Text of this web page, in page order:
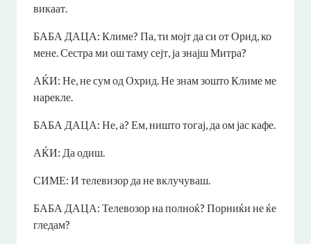
викаат.
БАБА ДАЦА: Климе? Па, ти мојт да си от Орид, ко
мене. Сестра ми ош таму сејт, ја знајш Митра?
АЌИ: Не, не сум од Охрид. Не знам зошто Климе ме
нарекле.
БАБА ДАЦА: Не, а? Ем, ништо тогај, да ом јас кафе.
АЌИ: Да одиш.
СИМЕ: И телевизор да не вклучуваш.
БАБА ДАЦА: Телевозор на полноќ? Порниќи не ќе
гледам?